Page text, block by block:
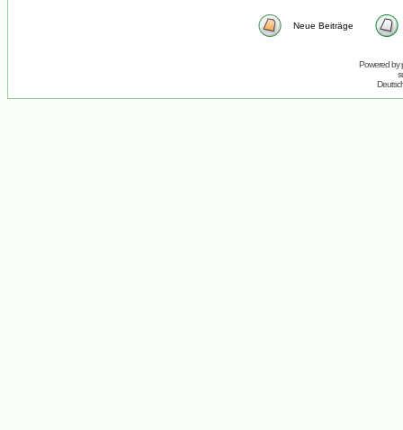
Neue Beiträge
Powered by